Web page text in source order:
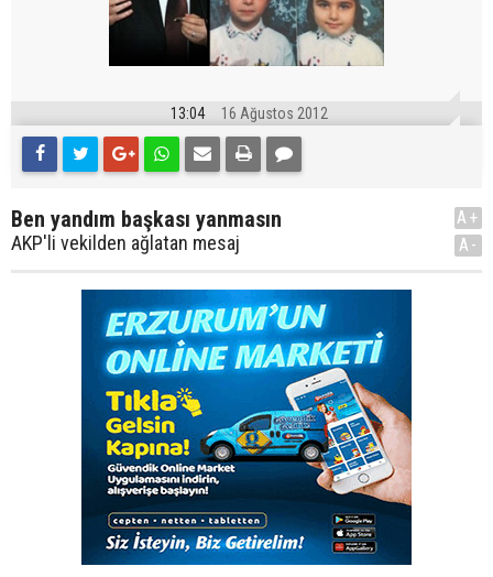
13:04 16 Ağustos 2012
Ben yandım başkası yanmasın
AKP'li vekilden ağlatan mesaj
A+
A-